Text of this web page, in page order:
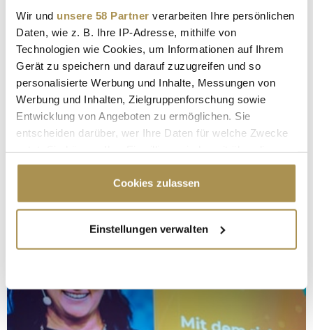
Wir und unsere 58 Partner verarbeiten Ihre persönlichen
Daten, wie z. B. Ihre IP-Adresse, mithilfe von
Technologien wie Cookies, um Informationen auf Ihrem
Gerät zu speichern und darauf zuzugreifen und so
personalisierte Werbung und Inhalte, Messungen von
Werbung und Inhalten, Zielgruppenforschung sowie
Entwicklung von Angeboten zu ermöglichen. Sie
entscheiden darüber, wer Ihre Daten für welche Zwecke
Cookie-Erklärung oder durch Klicken auf das Privacy
Trigger Symbol ändern oder widerrufen
Informationen über Ihre geografische Lage
erfassen, welche bis auf einige Meter genau sein
bestimmten Merkmalen (Fingerprinting) identifizieren
Erfahren Sie mehr darüber, wie Ihre persönlichen Daten
Cookies zulassen
Einstellungen verwalten